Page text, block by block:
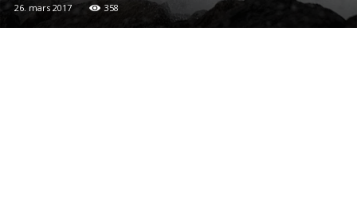
26. mars 2017 358